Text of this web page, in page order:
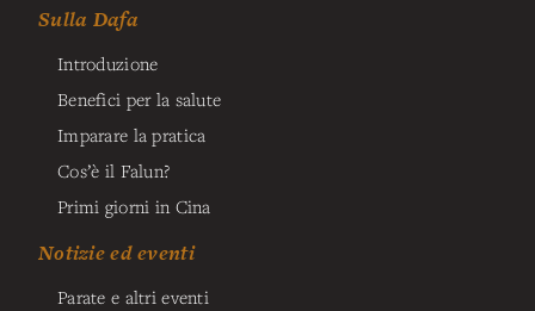
Sulla Dafa
Introduzione
Benefici per la salute
Imparare la pratica
Cos’è il Falun?
Primi giorni in Cina
Notizie ed eventi
Parate e altri eventi